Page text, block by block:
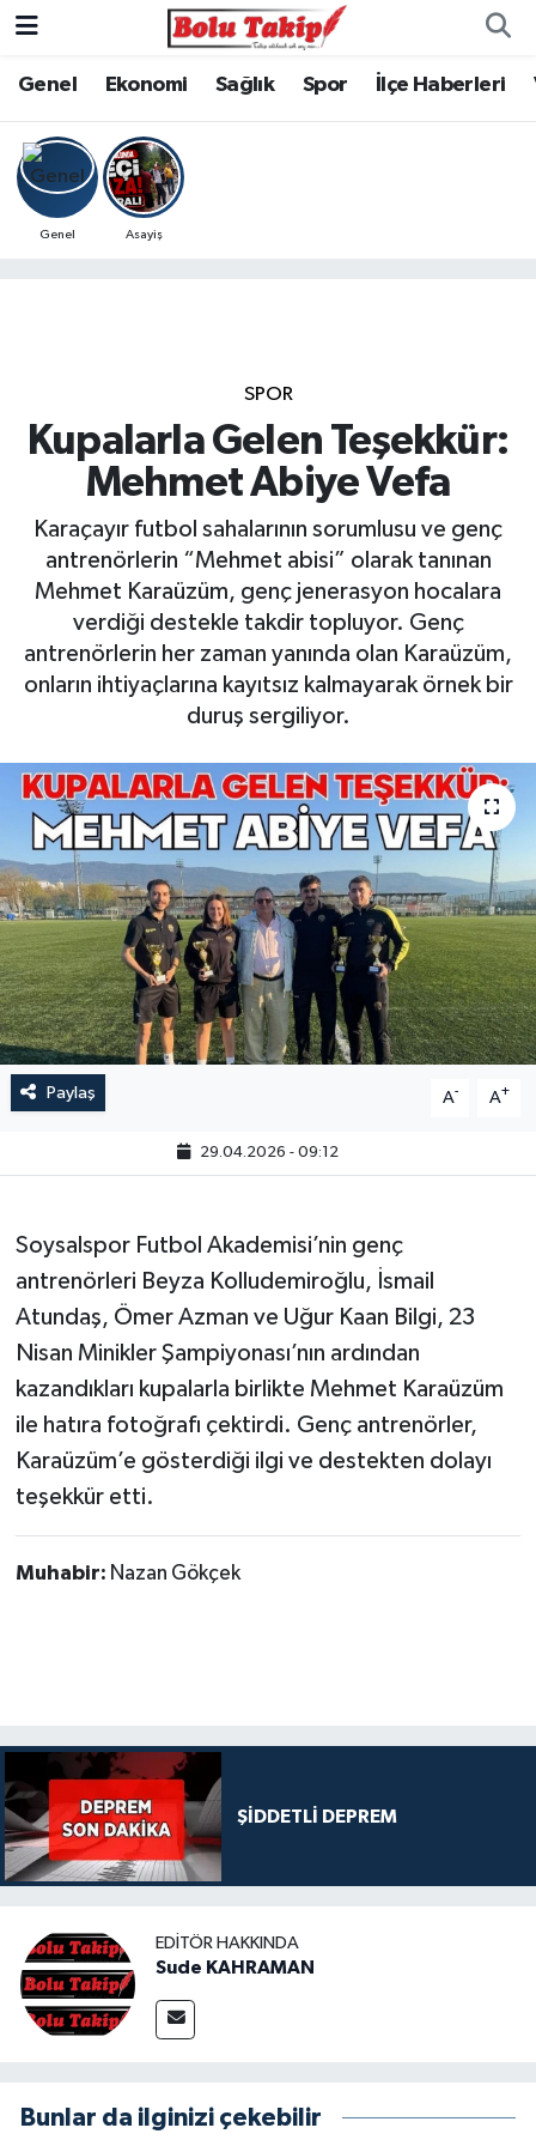
Genel Ekonomi Sağlık Spor İlçe Haberleri
Genel Asayiş
SPOR
Kupalarla Gelen Teşekkür:
Mehmet Abiye Vefa
Karaçayır futbol sahalarının sorumlusu ve genç
antrenörlerin “Mehmet abisi” olarak tanınan
Mehmet Karaüzüm, genç jenerasyon hocalara
verdiği destekle takdir topluyor. Genç
antrenörlerin her zaman yanında olan Karaüzüm,
onların ihtiyaçlarına kayıtsız kalmayarak örnek bir
duruş sergiliyor.
Paylaş A- A+
29.04.2026 - 09:12
Soysalspor Futbol Akademisi’nin genç
antrenörleri Beyza Kolludemiroğlu, İsmail
Atundaş, Ömer Azman ve Uğur Kaan Bilgi, 23
Nisan Minikler Şampiyonası’nın ardından
kazandıkları kupalarla birlikte Mehmet Karaüzüm
ile hatıra fotoğrafı çektirdi. Genç antrenörler,
Karaüzüm’e gösterdiği ilgi ve destekten dolayı
teşekkür etti.
Muhabir: Nazan Gökçek
ŞİDDETLİ DEPREM
EDITÖR HAKKINDA
Sude KAHRAMAN
Bunlar da ilginizi çekebilir